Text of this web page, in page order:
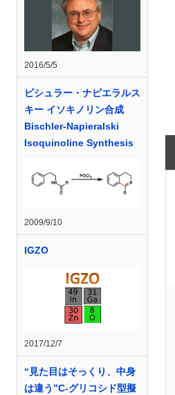
2016/5/5
ビシュラー・ナピエラルス
キー イソキノリン合成
Bischler-Napieralski
Isoquinoline Synthesis
2009/9/10
IGZO
2017/12/7
“見た目はそっくり、中身
は違う”C-グリコシド型擬